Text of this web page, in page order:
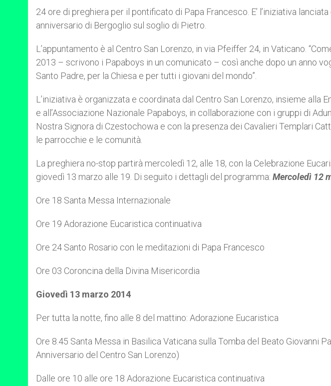
p
p
g
e
r
o
k
r
24 ore di preghiera per il pontificato di Papa Francesco. E’ l’iniziativa
anniversario di Bergoglio sul soglio di Pietro.
L’appuntamento è al Centro San Lorenzo, in via Pfeiffer 24, in Vaticano.
2013 – scrivono i Papaboys in un comunicato – così anche dopo un anno
Santo Padre, per la Chiesa e per tutti i giovani del mondo”.
L’iniziativa è organizzata e coordinata dal Centro San Lorenzo, insieme alla
e all’Associazione Nazionale Papaboys, in collaborazione con i gruppi di
Nostra Signora di Czestochowa e con la presenza dei Cavalieri Templari
le parrocchie e le comunità.
La preghiera no-stop partirà mercoledì 12, alle 18, con la Celebrazione
giovedì 13 marzo alle 19. Di seguito i dettagli del programma: Mercoledì 12
Ore 18 Santa Messa Internazionale
Ore 19 Adorazione Eucaristica continuativa
Ore 24 Santo Rosario con le meditazioni di Papa Francesco
Ore 03 Coroncina della Divina Misericordia
Giovedì 13 marzo 2014
Per tutta la notte, fino alle 8 del mattino: Adorazione Eucaristica
Ore 8.45 Santa Messa in Basilica Vaticana sulla Tomba del Beato Giovanni
Anniversario del Centro San Lorenzo)
Dalle ore 10 alle ore 18 Adorazione Eucaristica continuativa